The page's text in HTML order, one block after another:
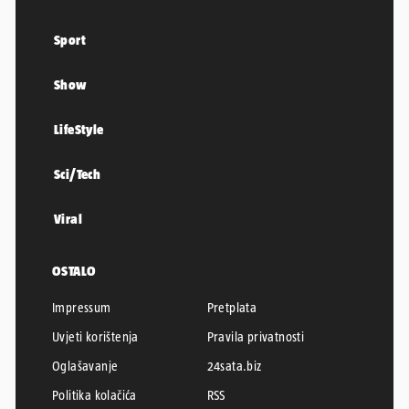
Sport
Show
LifeStyle
Sci/Tech
Viral
OSTALO
Impressum
Pretplata
Uvjeti korištenja
Pravila privatnosti
Oglašavanje
24sata.biz
Politika kolačića
RSS